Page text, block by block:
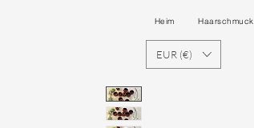
Heim Haarschmuck
EUR (€)